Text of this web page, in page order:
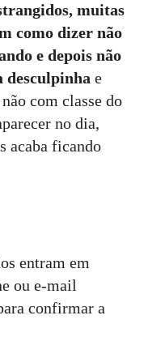
muitas
como dizer não
e depois não
desculpinha e
com classe do
no dia,
acaba ficando
entram em
ou e-mail
confirmar a